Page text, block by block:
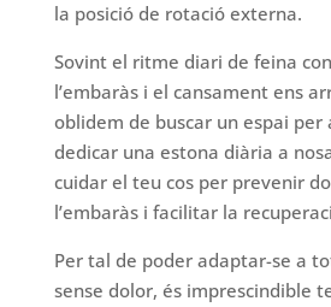
la posició de rotació externa.
Sovint el ritme diari de feina
l’embaràs i el cansament ens
oblidem de buscar un espai per
dedicar una estona diària a
cuidar el teu cos per prevenir
l’embaràs i facilitar la
Per tal de poder adaptar-se a
sense dolor, és imprescindible